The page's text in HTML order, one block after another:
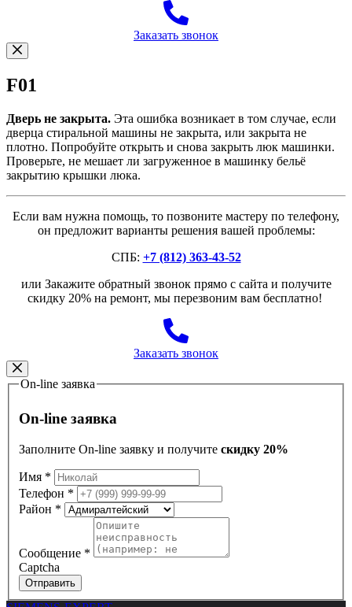
Заказать звонок
F01
Дверь не закрыта. Эта ошибка возникает в том случае, если
дверца стиральной машины не закрыта, или закрыта не
плотно. Попробуйте открыть и снова закрыть люк машинки.
Проверьте, не мешает ли загруженное в машинку бельё
закрытию крышки люка.
Если вам нужна помощь, то позвоните мастеру по телефону,
он предложит варианты решения вашей проблемы:
СПБ: +7 (812) 363-43-52
или Закажите обратный звонок прямо с сайта и получите
скидку 20% на ремонт, мы перезвоним вам бесплатно!
Заказать звонок
On-line заявка
On-line заявка
Заполните On-line заявку и получите скидку 20%
Имя *
Телефон *
Район *
Сообщение *
Captcha
Отправить